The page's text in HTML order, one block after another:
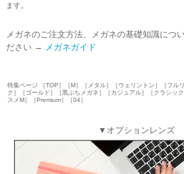
ます。
メガネのご注文方法、メガネの基礎知識につ
ださい →
メガネガイド
特集ページ ［TOP］［M］［メタル］［ウェリントン］［フル
ク］［ゴールド］［黒ぶちメガネ］［カジュアル］［クラシッ
スメM］［Premium］［04］
▼オプションレンズ